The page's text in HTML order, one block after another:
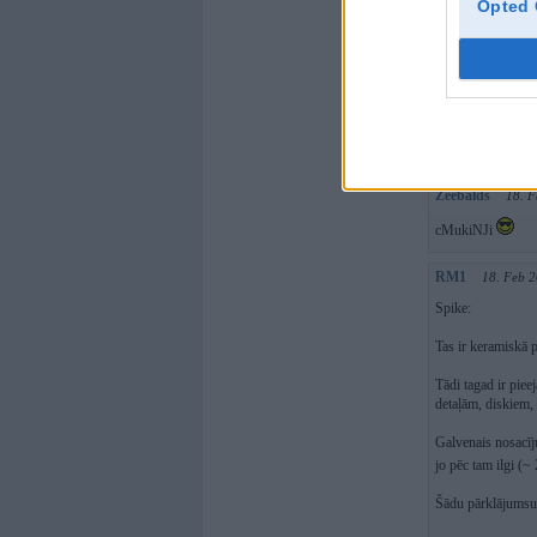
Opted
Belluuns 18.
Zeebalds 18.
cMukiNJi
RM1 18. Feb
Spike:
Tas ir keramiskā
Tādi tagad ir
detaļām,
Galvenais
jo pēc tam ilgi (~
Šādu